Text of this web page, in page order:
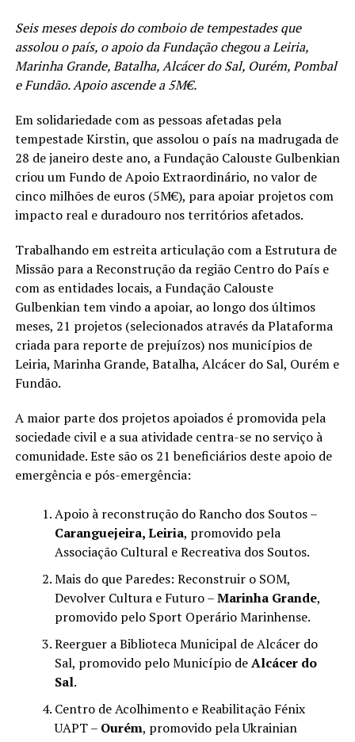
Seis meses depois do comboio de tempestades que
assolou o país, o apoio da Fundação chegou a Leiria,
Marinha Grande, Batalha, Alcácer do Sal, Ourém, Pombal
e Fundão. Apoio ascende a 5M€.
Em solidariedade com as pessoas afetadas pela
tempestade Kirstin, que assolou o país na madrugada de
28 de janeiro deste ano, a Fundação Calouste Gulbenkian
criou um Fundo de Apoio Extraordinário, no valor de
cinco milhões de euros (5M€), para apoiar projetos com
impacto real e duradouro nos territórios afetados.
Trabalhando em estreita articulação com a Estrutura de
Missão para a Reconstrução da região Centro do País e
com as entidades locais, a Fundação Calouste
Gulbenkian tem vindo a apoiar, ao longo dos últimos
meses, 21 projetos (selecionados através da Plataforma
criada para reporte de prejuízos) nos municípios de
Leiria, Marinha Grande, Batalha, Alcácer do Sal, Ourém e
Fundão.
A maior parte dos projetos apoiados é promovida pela
sociedade civil e a sua atividade centra-se no serviço à
comunidade. Este são os 21 beneficiários deste apoio de
emergência e pós-emergência:
Apoio à reconstrução do Rancho dos Soutos –
Caranguejeira, Leiria, promovido pela
Associação Cultural e Recreativa dos Soutos.
Mais do que Paredes: Reconstruir o SOM,
Devolver Cultura e Futuro –Marinha Grande,
promovido pelo Sport Operário Marinhense.
Reerguer a Biblioteca Municipal de Alcácer do
Sal, promovido pelo Município deAlcácer do
Sal.
Centro de Acolhimento e Reabilitação Fénix
UAPT – Ourém, promovido pela Ukrainian